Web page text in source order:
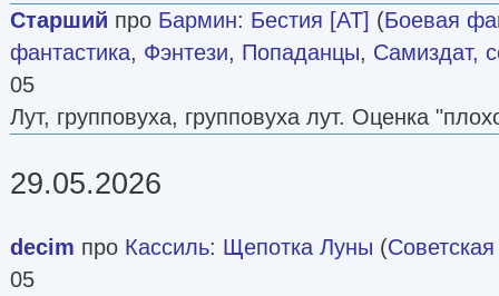
Старший про Бармин: Бестия [AT] (Боевая
фантастика, Фэнтези, Попаданцы, Самиздат,
05
Лут, групповуха, групповуха лут. Оценка
29.05.2026
decim про Кассиль: Щепотка Луны (
05